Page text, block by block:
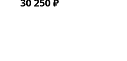
30 250 ₽